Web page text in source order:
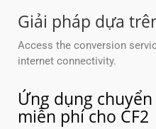
Giải pháp dựa
Access the conversion
internet connectivity.
Ứng dụng
miễn phí cho CF2